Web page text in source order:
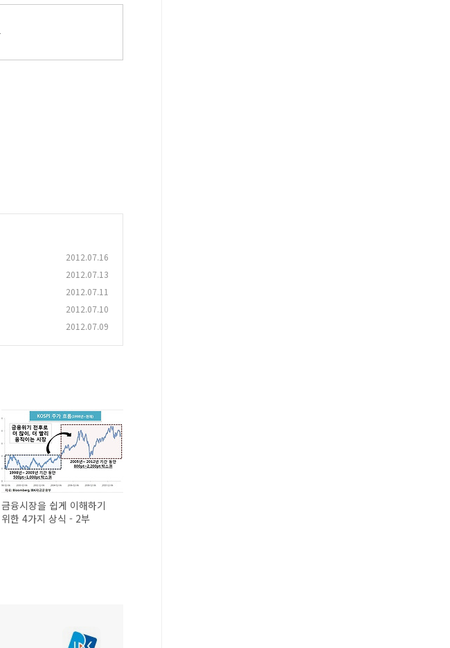
2012.07.16
2012.07.13
2012.07.11
2012.07.10
2012.07.09
금융시장을 쉽게 이해하기
위한 4가지 상식 - 2부